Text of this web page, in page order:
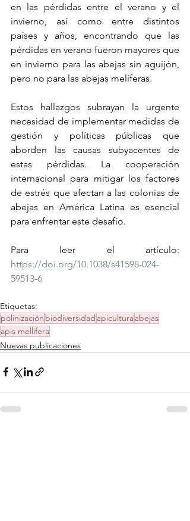
en las pérdidas entre el verano y el
invierno, así como entre distintos
países y años, encontrando que las
pérdidas en verano fueron mayores que
en invierno para las abejas sin aguijón,
pero no para las abejas melíferas.
Estos hallazgos subrayan la urgente
necesidad de implementar medidas de
gestión y políticas públicas que
aborden las causas subyacentes de
estas pérdidas. La cooperación
internacional para mitigar los factores
de estrés que afectan a las colonias de
abejas en América Latina es esencial
para enfrentar este desafío.
https://doi.org/10.1038/s41598-024-
59513-6
Etiquetas:
polinización biodiversidad apiculturaabejas
apis mellifera
Nuevas publicaciones